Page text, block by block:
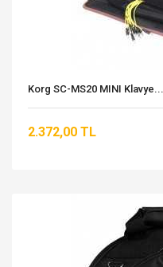
Korg SC-MS20 MINI Klavye...
2.372,00 TL